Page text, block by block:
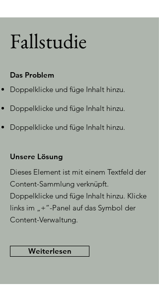
Fallstudie
Das Problem
Doppelklicke und füge Inhalt hinzu.
Doppelklicke und füge Inhalt hinzu.
Doppelklicke und füge Inhalt hinzu.
Unsere Lösung
Dieses Element ist mit einem Textfeld der
Content-Sammlung verknüpft.
Doppelklicke und füge Inhalt hinzu. Klicke
links im „+“-Panel auf das Symbol der
Content-Verwaltung.
Weiterlesen